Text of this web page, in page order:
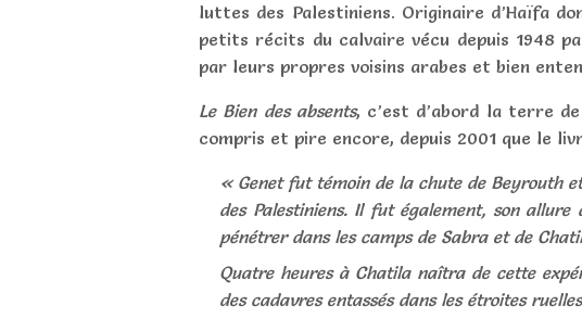
luttes des Palestiniens. Originaire d’Haïfa
petits récits du calvaire vécu depuis 1948
par leurs propres voisins arabes et bien
Le Bien des absents, c’est d’abord la terre
compris et pire encore, depuis 2001 que le
« Genet fut témoin de la chute de Beyrouth
des Palestiniens. Il fut également, son
pénétrer dans les camps de Sabra et de
Quatre heures à Chatila naîtra de cette
des cadavres entassés dans les étroites